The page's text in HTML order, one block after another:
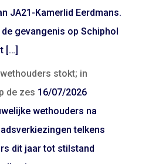
JA21-Kamerlid Eerdmans.
gevangenis op Schiphol
[…]
stokt; in
de zes 16/07/2026
wethouders na
telkens
dit jaar tot stilstand